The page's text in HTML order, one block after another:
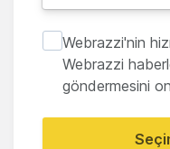
Webrazzi'nin
Webrazzi
göndermesini